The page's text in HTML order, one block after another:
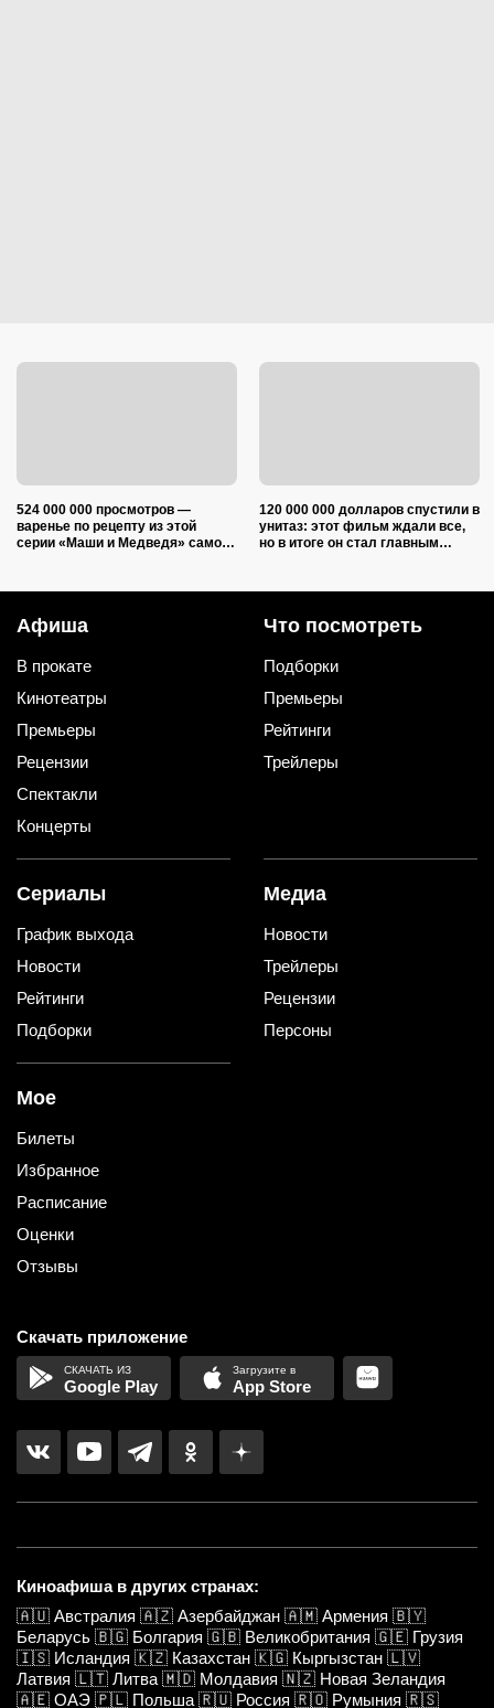
524 000 000 просмотров —
варенье по рецепту из этой
серии «Маши и Медведя» самое
120 000 000 долларов спустили в
унитаз: этот фильм ждали все,
но в итоге он стал главным
Афиша
В прокате
Кинотеатры
Премьеры
Рецензии
Спектакли
Концерты
Что посмотреть
Подборки
Премьеры
Рейтинги
Трейлеры
Сериалы
График выхода
Новости
Рейтинги
Подборки
Медиа
Новости
Трейлеры
Рецензии
Персоны
Мое
Билеты
Избранное
Расписание
Оценки
Отзывы
Скачать приложение
Google Play App Store
Киноафиша в других странах:
🇦🇺 Австралия 🇦🇿 Азербайджан 🇦🇲 Армения 🇧🇾
Беларусь 🇧🇬 Болгария 🇬🇧 Великобритания 🇬🇪 Грузия
🇮🇸 Исландия 🇰🇿 Казахстан 🇰🇬 Кыргызстан 🇱🇻
Латвия 🇱🇹 Литва 🇲🇩 Молдавия 🇳🇿 Новая Зеландия
🇦🇪 ОАЭ 🇵🇱 Польша 🇷🇺 Россия 🇷🇴 Румыния 🇷🇸